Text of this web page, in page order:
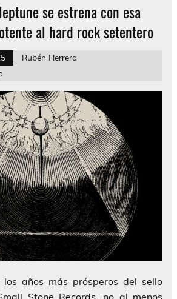
se estrena con esa
al hard rock setentero
Rubén Herrera
años más prósperos del sello
Stone Records, no al menos